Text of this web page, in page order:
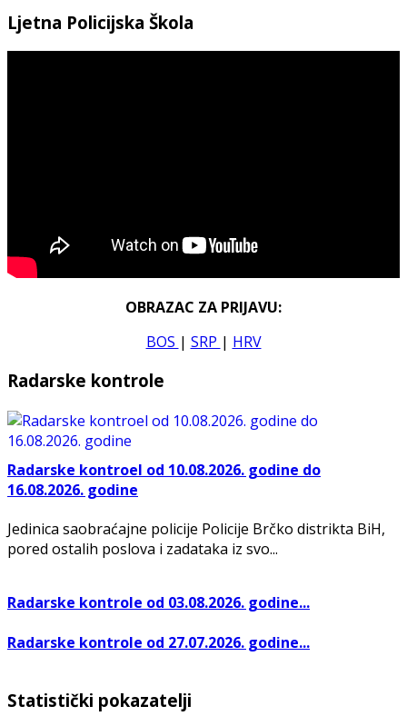
Ljetna Policijska Škola
OBRAZAC ZA PRIJAVU:
BOS | SRP | HRV
Radarske kontrole
Radarske kontroel od 10.08.2026. godine do
16.08.2026. godine
Jedinica saobraćajne policije Policije Brčko distrikta BiH,
pored ostalih poslova i zadataka iz svo...
Radarske kontrole od 03.08.2026. godine...
Radarske kontrole od 27.07.2026. godine...
Statistički pokazatelji